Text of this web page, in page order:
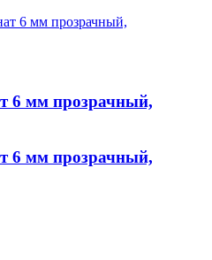
6 мм прозрачный,
6 мм прозрачный,